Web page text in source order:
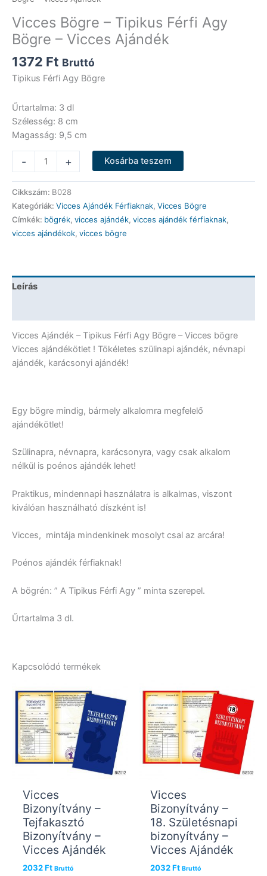
Vicces Bögre – Tipikus Férfi Agy
Bögre – Vicces Ajándék
1372 Ft Bruttó
Tipikus Férfi Agy Bögre
Űrtartalma: 3 dl
Szélesség: 8 cm
Magasság: 9,5 cm
-
Bögre
-
Tipikus
Férfi
Agy
Bögre
Ajándék
+ Kosárba teszem
Cikkszám: B028
Kategóriák: Vicces Ajándék Férfiaknak, Vicces Bögre
Címkék: bögrék, vicces ajándék, vicces ajándék férfiaknak,
vicces ajándékok, vicces bögre
Leírás
Vicces Ajándék – Tipikus Férfi Agy Bögre – Vicces bögre
Vicces ajándékötlet ! Tökéletes szülinapi ajándék, névnapi
ajándék, karácsonyi ajándék!
Egy bögre mindig, bármely alkalomra megfelelő
ajándékötlet!
Szülinapra, névnapra, karácsonyra, vagy csak alkalom
nélkül is poénos ajándék lehet!
Praktikus, mindennapi használatra is alkalmas, viszont
kiválóan használható díszként is!
Vicces, mintája mindenkinek mosolyt csal az arcára!
Poénos ajándék férfiaknak!
A bögrén: ” A Tipikus Férfi Agy ” minta szerepel.
Űrtartalma 3 dl.
Kapcsolódó termékek
Vicces
Bizonyítvány –
Tejfakasztó
Bizonyítvány –
Vicces Ajándék
2032Ft Bruttó
Vicces
Bizonyítvány –
18. Születésnapi
bizonyítvány –
Vicces Ajándék
2032Ft Bruttó